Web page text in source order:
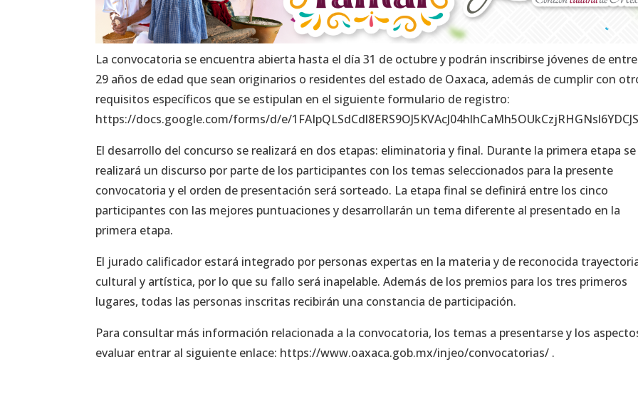
La convocatoria se encuentra abierta hasta el día 31 de octubre y podrán inscribirse jóvenes de
29 años de edad que sean originarios o residentes del estado de Oaxaca, además de cumplir con
requisitos específicos que se estipulan en el siguiente formulario de registro:
https://docs.google.com/forms/d/e/
El desarrollo del concurso se realizará en dos etapas: eliminatoria y final. Durante la primera etapa se
realizará un discurso por parte de los participantes con los temas seleccionados para la presente
convocatoria y el orden de presentación será sorteado. La etapa final se definirá entre los cinco
participantes con las mejores puntuaciones y desarrollarán un tema diferente al presentado en la
primera etapa.
El jurado calificador estará integrado por personas expertas en la materia y de reconocida
cultural y artística, por lo que su fallo será inapelable. Además de los premios para los tres primeros
lugares, todas las personas inscritas recibirán una constancia de participación.
Para consultar más información relacionada a la convocatoria, los temas a presentarse y los
evaluar entrar al siguiente enlace: https://www.oaxaca.gob.mx/injeo/convocatorias/ .